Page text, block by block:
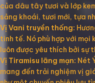
của dâu tây tươi và lớp
sảng khoái, tươi mới, tựa
Vị Vani truyền thống:
tinh tế. Nó phù hợp với
luôn được yêu thích bởi sự
Vị Tiramisu lãng mạn: Nét
mang đến trải nghiệm vị